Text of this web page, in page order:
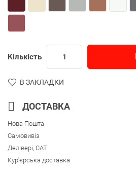
Кількість
В ЗАКЛАДКИ
ДОСТАВКА
Нова Пошта
Самовивіз
Делівері, CAT
Кур'єрська доставка